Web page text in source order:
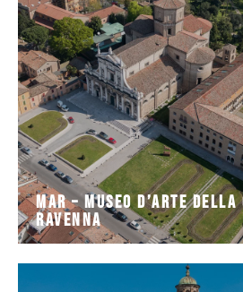
MAR – Museo d’Arte
Ravenna
MAR – Museo d’Arte
Ravenna
Il MAR - Museo d'Arte della Città di
all'interno del complesso
Lombardesca, il monastero